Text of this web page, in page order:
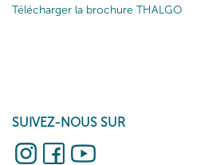
Télécharger la brochure THALGO
SUIVEZ-NOUS SUR